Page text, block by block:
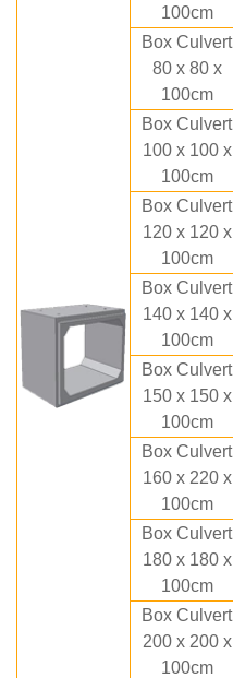
100cm
Box Culvert
80 x 80 x
100cm
Box Culvert
100 x 100 x
100cm
Box Culvert
120 x 120 x
100cm
Box Culvert
140 x 140 x
100cm
Box Culvert
150 x 150 x
100cm
Box Culvert
160 x 220 x
100cm
Box Culvert
180 x 180 x
100cm
Box Culvert
200 x 200 x
100cm